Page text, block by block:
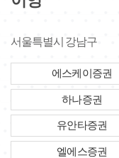
서울특별시 강남구
에스케이증권
하나증권
유안타증권
엘에스증권